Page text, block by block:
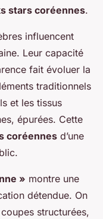
stars coréennes.
influencent
Leur capacité
fait évoluer la
traditionnels
et les tissus
épurées. Cette
coréennes d’une
» montre une
détendue. On
structurées,